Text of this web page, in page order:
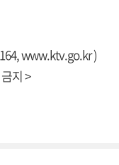
www.ktv.go.kr)
지 >